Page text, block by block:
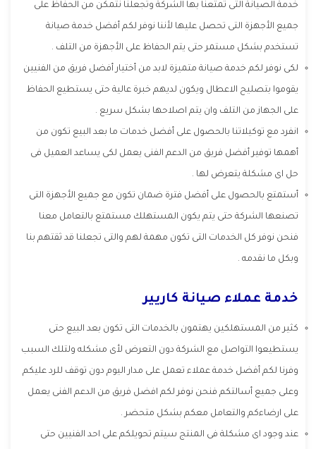
خدمة الصيانة التى تمتعنا بها الشركة وتجعلنا نتمكن من الحفاظ على
جميع الأجهزة التى تحصل عليها لأننا نوفر لكم أفضل خدمة صيانة
تستخدم بشكل مستمر حتى يتم الحفاظ على الأجهزة من التلف .
لكى نوفر لكم خدمة صيانة متميزة لابد من أختيار أفضل فريق من الفنيين
يقوموا بتصليح الاعطال ويكون لديهم خبرة عالية حتى يستطيع الحفاظ
على الجهاز من التلف وان يتم اصلاحها بشكل سريع .
انفرد مع توكيلاتنا بالحصول على أفضل خدمات ما بعد البيع تكون من
أهمها توفير أفضل فريق من الدعم الفنى يعمل لكى يساعد العميل فى
حل اى مشكلة يتعرض لها .
أستمتع بالحصول على أفضل فترة ضمان تكون مع جميع الأجهزة التى
تصنعها الشركة حتى يتم يكون المستهلك مستمتع بالتعامل معنا
فنحن نوفر كل الخدمات التى تكون مهمة لهم والتى تجعلنا قد ثقتهم بنا
وبكل ما نقدمه .
خدمة عملاء صيانة كاريير
كثير من المستهلكين يهتمون بالخدمات التى تكون بعد البيع حتى
يستطيعوا التواصل مع الشركة دون التعرض لأى مشكله ولتلك السبب
وفرنا لكم أفضل خدمة عملاء تعمل على مدار اليوم دون توقف للرد عليكم
وعلى جميع أسالتكم فنحن نوفر لكم افضل فريق من الدعم الفنى يعمل
على ارضاءكم والتعامل معكم بشكل متحضر .
عند وجود اى مشكلة فى المنتج سيتم تحويلكم على احد الفنيين حتى